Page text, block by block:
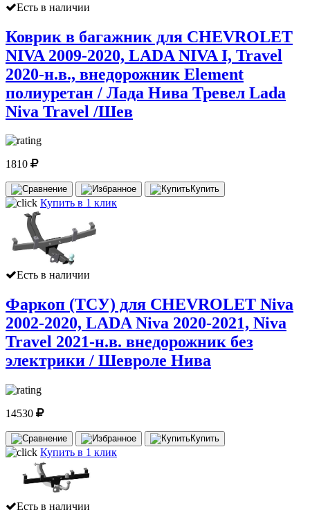
Есть в наличии
Коврик в багажник для CHEVROLET
NIVA 2009-2020, LADA NIVA I, Travel
2020-н.в., внедорожник Element
полиуретан / Лада Нива Тревел Lada
Niva Travel /Шев
1810
Купить
Купить в 1 клик
Есть в наличии
Фаркоп (ТСУ) для CHEVROLET Niva
2002-2020, LADA Niva 2020-2021, Niva
Travel 2021-н.в. внедорожник без
электрики / Шевроле Нива
14530
Купить
Купить в 1 клик
Есть в наличии